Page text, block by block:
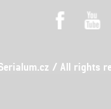
/ All rights